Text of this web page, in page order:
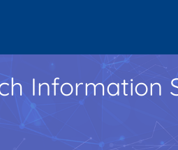
Information